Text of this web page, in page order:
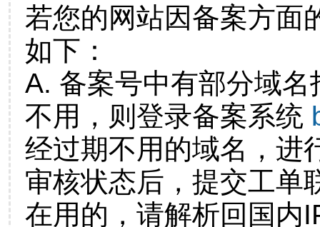
若您的网站因备案方面
如下：
A. 备案号中有部分域
不用，则登录备案系统
经过期不用的域名，进
审核状态后，提交工单
在用的，请解析回国内